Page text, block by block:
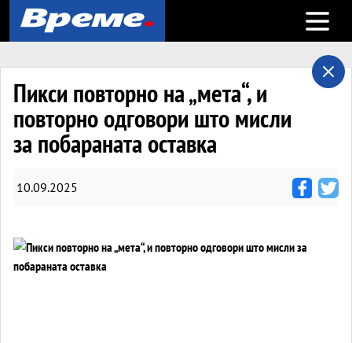
Open
Пикси повторно на „мета“, и
повторно одговори што мисли
за побараната оставка
10.09.2025